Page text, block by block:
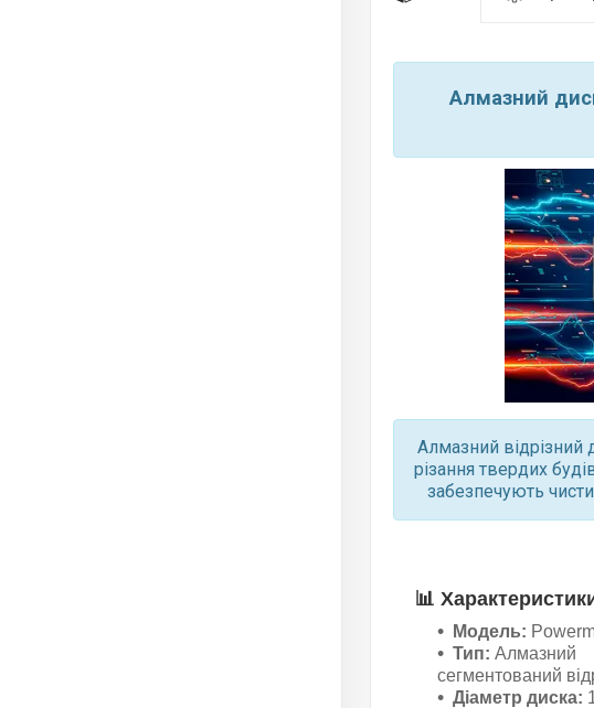
Алмазний
Алмазний відрізний
різання твердих
забезпечують
📊
Модель:
Тип: Алмазний
сегментований
Діаметр диска: